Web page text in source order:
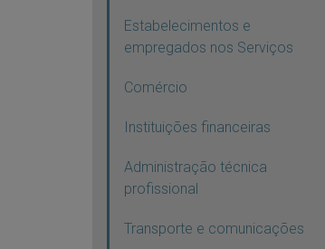
Estabelecimentos e
empregados nos Serviços
Comércio
Instituições financeiras
Administração técnica
profissional
Transporte e comunicações